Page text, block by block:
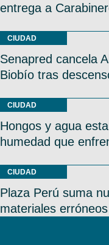
entrega a
CIUDAD
Senapred cancela
Biobío tras
CIUDAD
Hongos y agua
humedad que
CIUDAD
Plaza Perú suma
materiales